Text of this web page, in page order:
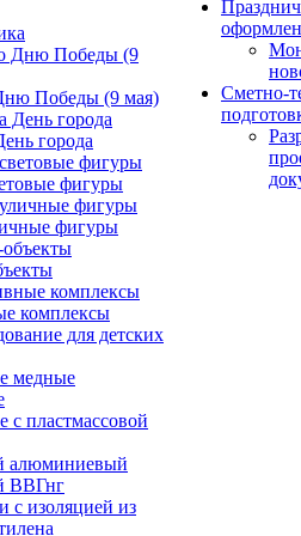
Победы (9 мая)
города
фигуры
фигуры
комплексы
комплексы
для детских
медные
с пластмассовой
алюминиевый
ВВГнг
с изоляцией из
Сметно-